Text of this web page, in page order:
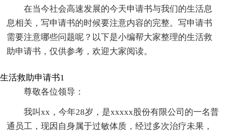
在当今社会高速发展的今天申请书与我们的生活息
息相关，写申请书的时候要注意内容的完整。写申请书
需要注意哪些问题呢？以下是小编帮大家整理的生活救
助申请书，仅供参考，欢迎大家阅读。
生活救助申请书1
尊敬各位领导：
我叫xx，今年28岁，是xxxxx股份有限公司的一名普
通员工，现因自身属于过敏体质，经过多次治疗未果，